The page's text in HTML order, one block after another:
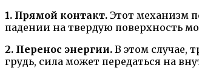
1. Прямой контакт. Этот механизм
падении на твердую поверхность
2. Перенос энергии. В этом случае,
грудь, сила может передаться на